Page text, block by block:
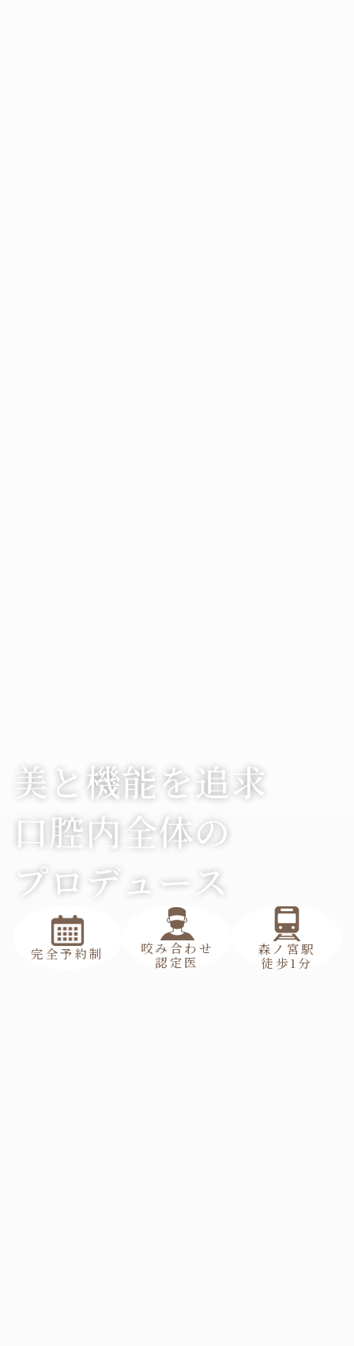
美と機能を追求
口腔内全体の
プロデュース
完全予約制
咬み合わせ
認定医
森ノ宮駅
徒歩1分